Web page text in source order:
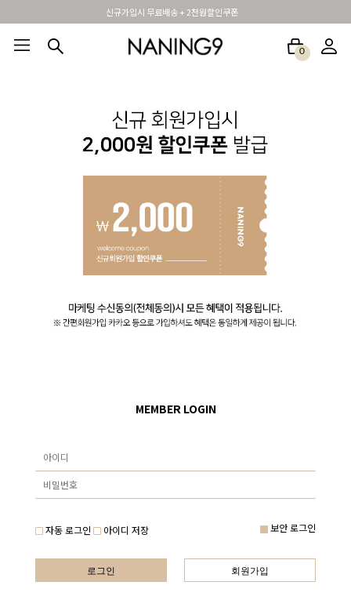
신규가입시 무료배송 + 2천원할인쿠폰
0
MEMBER LOGIN
자동 로그인 아이디 저장 보안 로그인
로그인 회원가입